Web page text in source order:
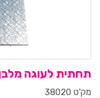
תחתית לעוגה מלבן 45*30 ס"מ צד זהב צד
מק'ט 38020